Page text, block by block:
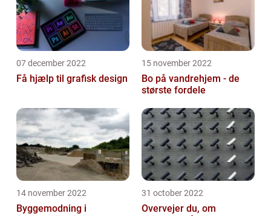
07 december 2022
Få hjælp til grafisk design
15 november 2022
Bo på vandrehjem - de
største fordele
14 november 2022
Byggemodning i
31 october 2022
Overvejer du, om